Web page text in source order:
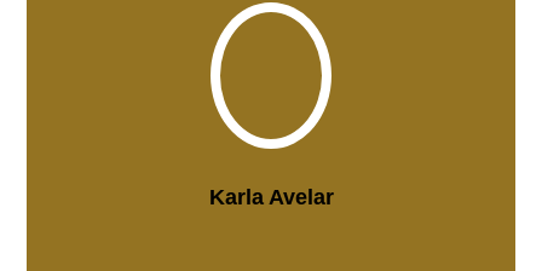
Karla Avelar